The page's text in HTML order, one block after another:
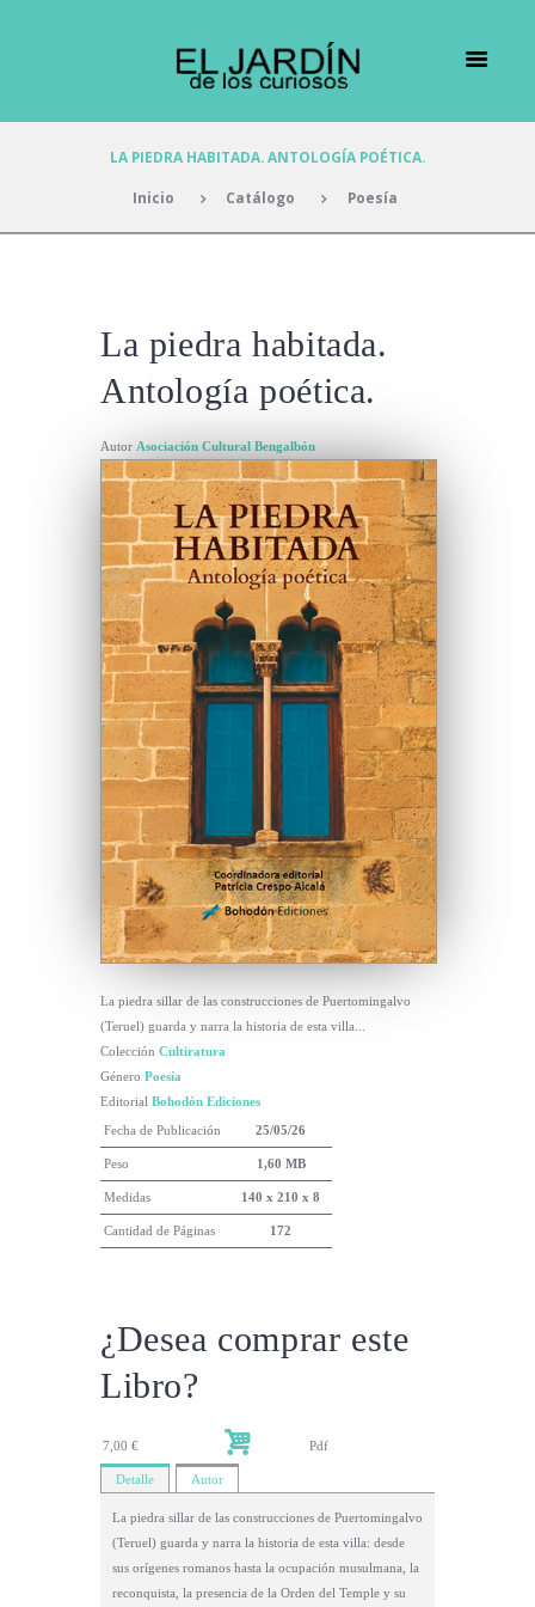
LA PIEDRA HABITADA. ANTOLOGÍA POÉTICA.
Inicio Catálogo Poesía
La piedra habitada.
Antología poética.
Autor Asociación Cultural Bengalbón
La piedra sillar de las construcciones de Puertomingalvo
(Teruel) guarda y narra la historia de esta villa...
Colección Cultiratura
Género Poesía
Editorial Bohodón Ediciones
Fecha de Publicación
25/05/26
Peso 1,60 MB
Medidas 140 x 210 x 8
Cantidad de Páginas 172
¿Desea comprar este
Libro?
7,00 € Pdf
Detalle Autor
La piedra sillar de las construcciones de Puertomingalvo
(Teruel) guarda y narra la historia de esta villa: desde
sus orígenes romanos hasta la ocupación musulmana, la
reconquista, la presencia de la Orden del Temple y su